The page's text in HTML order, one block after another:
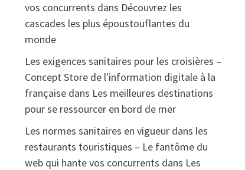
vos concurrents dans Découvrez les
cascades les plus époustouflantes du
monde
Les exigences sanitaires pour les croisières –
Concept Store de l'information digitale à la
françaisedans Les meilleures destinations
pour se ressourcer en bord de mer
Les normes sanitaires en vigueur dans les
restaurants touristiques – Le fantôme du
web qui hante vos concurrents dans Les